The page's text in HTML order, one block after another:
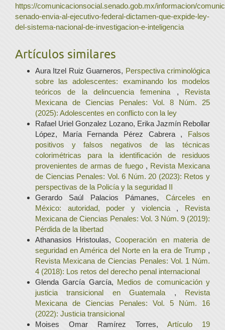
https://comunicacionsocial.senado.gob.mx/informacion/
senado-envia-al-ejecutivo-federal-dictamen-que-expide-ley-
del-sistema-nacional-de-investigacion-e-inteligencia
Artículos similares
Aura Itzel Ruiz Guarneros, Perspectiva criminológica
sobre las adolescentes: examinando los modelos
teóricos de la delincuencia femenina , Revista
Mexicana de Ciencias Penales: Vol. 8 Núm. 25
(2025): Adolescentes en conflicto con la ley
Rafael Uriel Gonzalez Lozano, Erika Jazmín Rebollar
López, María Fernanda Pérez Cabrera , Falsos
positivos y falsos negativos de las técnicas
colorimétricas para la identificación de residuos
provenientes de armas de fuego , Revista Mexicana
de Ciencias Penales: Vol. 6 Núm. 20 (2023): Retos y
perspectivas de la Policía y la seguridad II
Gerardo Saúl Palacios Pámanes, Cárceles en
México: autoridad, poder y violencia , Revista
Mexicana de Ciencias Penales: Vol. 3 Núm. 9 (2019):
Pérdida de la libertad
Athanasios Hristoulas,Cooperación en materia de
seguridad en América del Norte en la era de Trump ,
Revista Mexicana de Ciencias Penales: Vol. 1 Núm.
4 (2018): Los retos del derecho penal internacional
Glenda García García, Medios de comunicación y
justicia transicional en Guatemala , Revista
Mexicana de Ciencias Penales: Vol. 5 Núm. 16
(2022): Justicia transicional
Moises Omar Ramírez Torres, Artículo 19